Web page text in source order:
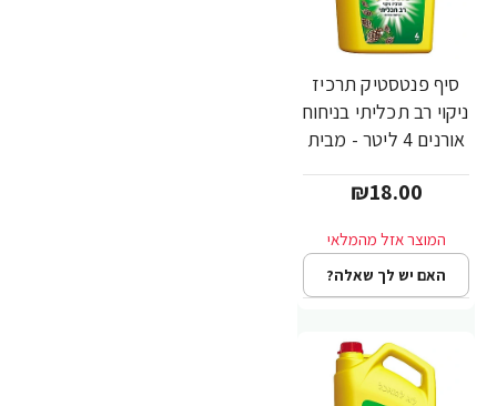
סיף פנטסטיק תרכיז
ניקוי רב תכליתי בניחוח
אורנים 4 ליטר - מבית
₪18.00
האם יש לך שאלה?